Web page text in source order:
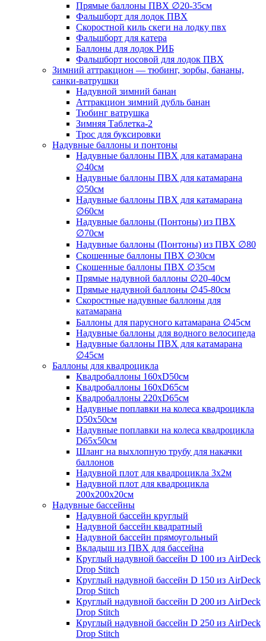
Прямые баллоны ПВХ ∅20-35см
Фальшборт для лодок ПВХ
Скоростной киль скеги на лодку пвх
Фальшборт для катера
Баллоны для лодок РИБ
Фальшборт носовой для лодок ПВХ
Зимний аттракцион — тюбинг, зорбы, бананы,
санки-ватрушки
Надувной зимний банан
Аттракцион зимний дубль банан
Тюбинг ватрушка
Зимняя Таблетка-2
Трос для буксировки
Надувные баллоны и понтоны
Надувные баллоны ПВХ для катамарана
∅40см
Надувные баллоны ПВХ для катамарана
∅50см
Надувные баллоны ПВХ для катамарана
∅60см
Надувные баллоны (Понтоны) из ПВХ
∅70см
Надувные баллоны (Понтоны) из ПВХ ∅80
Скошенные баллоны ПВХ ∅30см
Скошенные баллоны ПВХ ∅35см
Прямые надувной баллоны ∅20-40см
Прямые надувной баллоны ∅45-80см
Скоростные надувные баллоны для
катамарана
Баллоны для парусного катамарана ∅45см
Надувные баллоны для водного велосипеда
Надувные баллоны ПВХ для катамарана
∅45см
Баллоны для квадроцикла
Квадробаллоны 160хD50см
Квадробаллоны 160хD65см
Квадробаллоны 220хD65см
Надувные поплавки на колеса квадроцикла
D50х50см
Надувные поплавки на колеса квадроцикла
D65х50см
Шланг на выхлопную трубу для накачки
баллонов
Надувной плот для квадроцикла 3х2м
Надувной плот для квадроцикла
200х200х20см
Надувные бассейны
Надувной бассейн круглый
Надувной бассейн квадратный
Надувной бассейн прямоугольный
Вкладыш из ПВХ для бассейна
Круглый надувной бассейн D 100 из AirDeck
Drop Stitch
Круглый надувной бассейн D 150 из AirDeck
Drop Stitch
Круглый надувной бассейн D 200 из AirDeck
Drop Stitch
Круглый надувной бассейн D 250 из AirDeck
Drop Stitch